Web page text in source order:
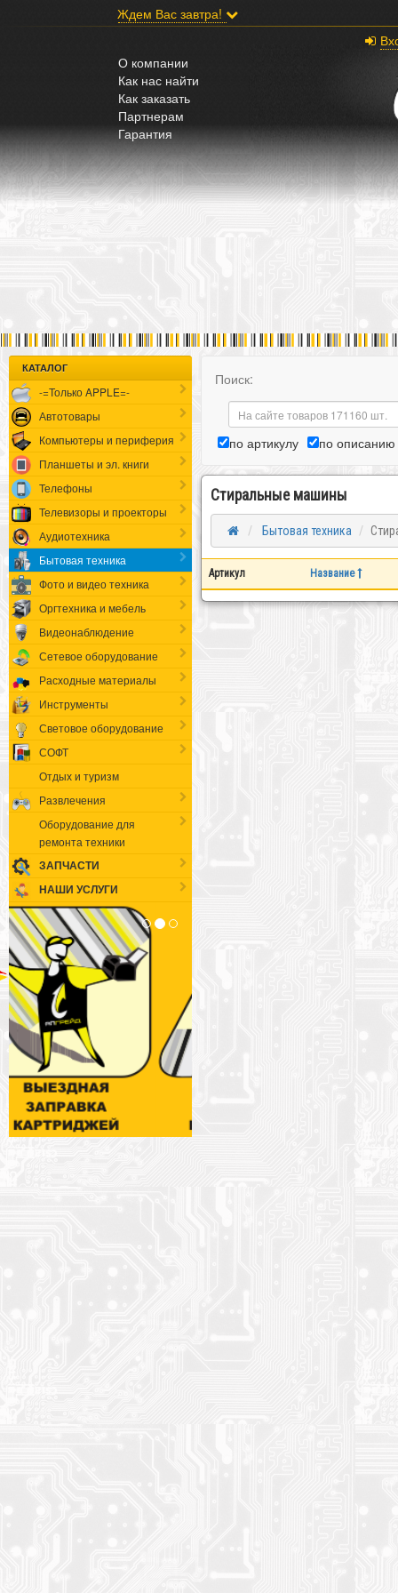
Ждем Вас завтра!
О компании
Как нас найти
Как заказать
Партнерам
Гарантия
КАТАЛОГ
-=Только APPLE=-
Автотовары
Компьютеры и периферия
Планшеты и эл. книги
Телефоны
Телевизоры и проекторы
Аудиотехника
Бытовая техника
Фото и видео техника
Оргтехника и мебель
Видеонаблюдение
Сетевое оборудование
Расходные материалы
Инструменты
Световое оборудование
СОФТ
Отдых и туризм
Развлечения
Оборудование для
ремонта техники
ЗАПЧАСТИ
НАШИ УСЛУГИ
Поиск:
по артикулу по описанию
Стиральные машины
Бытовая техника
Артикул Название